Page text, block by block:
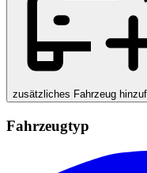
zusätzliches Fahrzeug
Fahrzeugtyp